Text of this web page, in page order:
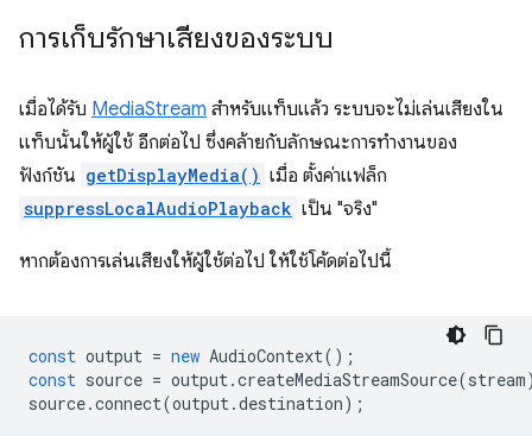
การเก็บรักษาเสียงของระบบ
เมื่อได้รับ MediaStream สำหรับแท็บแล้ว ระบบจะไม่เล่นเสียงใน
แท็บนั้นให้ผู้ใช้ อีกต่อไป ซึ่งคล้ายกับลักษณะการทำงานของ
ฟังก์ชัน getDisplayMedia() เมื่อ ตั้งค่าแฟล็ก
suppressLocalAudioPlayback เป็น "จริง"
หากต้องการเล่นเสียงให้ผู้ใช้ต่อไป ให้ใช้โค้ดต่อไปนี้
const output = new AudioContext();
const source = output.createMediaStreamSource(stream
source.connect(output.destination);